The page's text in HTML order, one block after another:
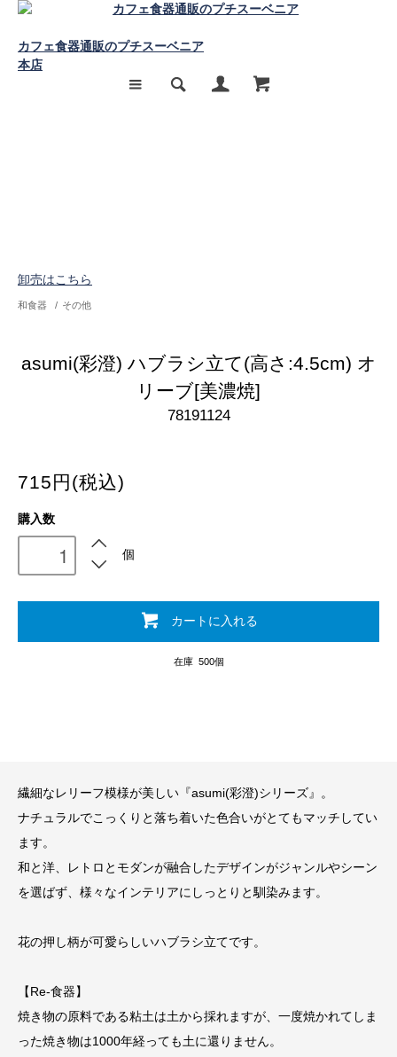
カフェ食器通販のプチスーベニア
本店
卸売はこちら
和食器 / その他
asumi(彩澄) ハブラシ立て(高さ:4.5cm) オ
リーブ[美濃焼]
78191124
715円(税込)
購入数
個
カートに入れる
在庫 500個
繊細なレリーフ模様が美しい『asumi(彩澄)シリーズ』。
ナチュラルでこっくりと落ち着いた色合いがとてもマッチしてい
ます。
和と洋、レトロとモダンが融合したデザインがジャンルやシーン
を選ばず、様々なインテリアにしっとりと馴染みます。
花の押し柄が可愛らしいハブラシ立てです。
【Re-食器】
焼き物の原料である粘土は土から採れますが、一度焼かれてしま
った焼き物は1000年経っても土に還りません。